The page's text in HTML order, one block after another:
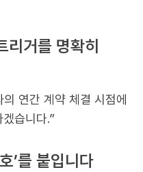
거를 명확히
연간 계약 체결 시점에
습니다.”
’를 붙입니다